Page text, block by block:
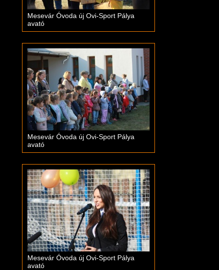
Mesevár Óvoda új Ovi-Sport Pálya
avató
Mesevár Óvoda új Ovi-Sport Pálya
avató
Mesevár Óvoda új Ovi-Sport Pálya
avató